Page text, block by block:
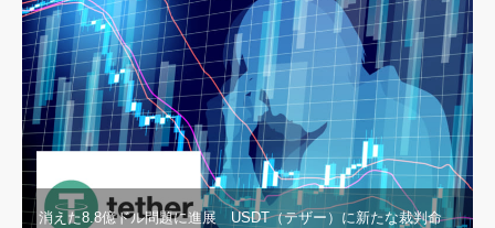
消えた8.8億ドル問題に進展 USDT（テザー）に新たな裁判命